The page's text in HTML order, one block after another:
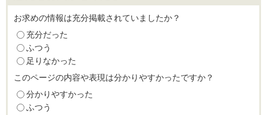
お求めの情報は充分掲載されていましたか？
充分だった
ふつう
足りなかった
このページの内容や表現は分かりやすかったですか？
分かりやすかった
ふつう